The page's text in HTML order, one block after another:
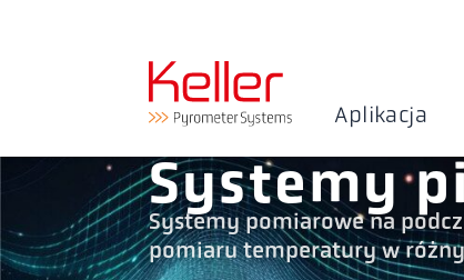
Aplikacja
Systemy
Systemy pomiarowe na
pomiaru temperatury w